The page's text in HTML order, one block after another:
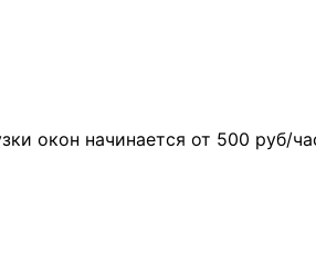
окон начинается от 500 руб/